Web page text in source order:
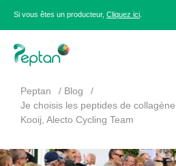
Si vous êtes un producteur, Cliquez ici
Peptan
Blog
Je choisis les peptides de
Kooij, Alecto Cycling Team